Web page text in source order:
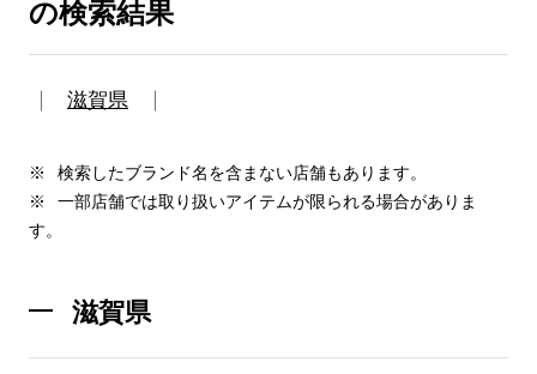
店舗検索
の検索結果
滋賀県
検索したブランド名を含まない店舗もあります。
一部店舗では取り扱いアイテムが限られる場合がありま
す。
滋賀県